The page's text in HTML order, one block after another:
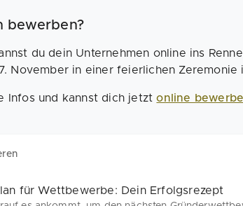
bewerben?
du dein Unternehmen online ins
November in einer feierlichen Zeremonie
Infos und kannst dich jetztonline
für Wettbewerbe: Dein Erfolgsrezept